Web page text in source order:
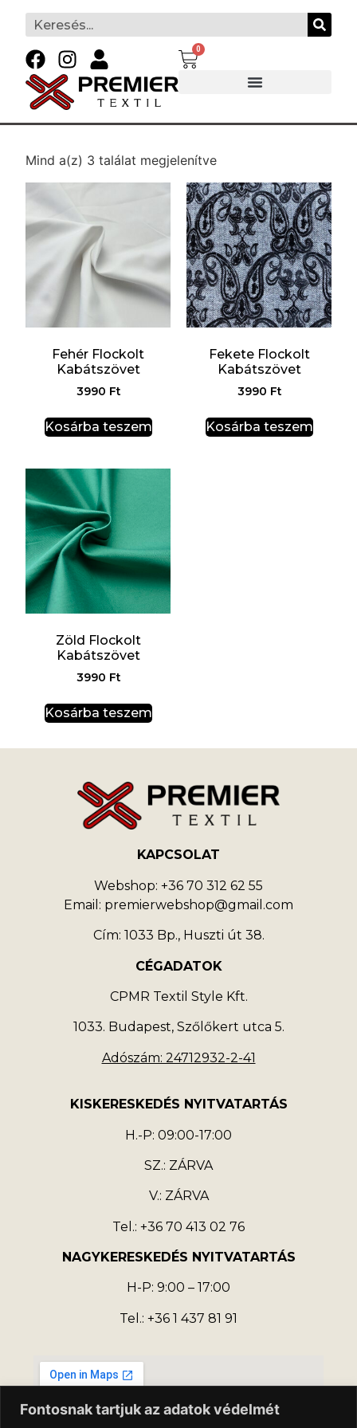
Fontosnak tartjuk az adatok védelmét
0
Mind a(z) 3 találat megjelenítve
Fehér Flockolt
Kabátszövet
3990 Ft
Kosárba teszem
Fekete Flockolt
Kabátszövet
3990 Ft
Kosárba teszem
Zöld Flockolt
Kabátszövet
3990 Ft
Kosárba teszem
KAPCSOLAT
Webshop: +36 70 312 62 55
Email: premierwebshop@gmail.com
Cím: 1033 Bp., Huszti út 38.
CÉGADATOK
CPMR Textil Style Kft.
1033. Budapest, Szőlőkert utca 5.
Adószám: 24712932-2-41
KISKERESKEDÉS NYITVATARTÁS
H.-P: 09:00-17:00
SZ.: ZÁRVA
V.: ZÁRVA
Tel.: +36 70 413 02 76
NAGYKERESKEDÉS NYITVATARTÁS
H-P: 9:00 – 17:00
Tel.: +36 1 437 81 91